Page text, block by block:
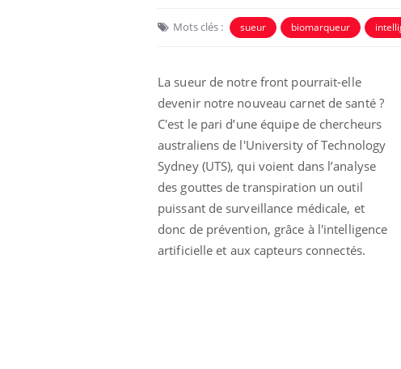
Mots clés : sueur biomarqueur
La sueur de notre front pourrait-elle
devenir notre nouveau carnet de santé ?
C'est le pari d’une équipe de chercheurs
australiens de l'University of Technology
Sydney (UTS), qui voient dans l’analyse
des gouttes de transpiration un outil
puissant de surveillance médicale, et
donc de prévention, grâce à l'intelligence
artificielle et aux capteurs connectés.
Toujours connectés :
comment le travail
empiète de plus en plus
sur nos soirées
Cancer colorectal : une
stratégie simple aurait
changé la donne au Pays
basque